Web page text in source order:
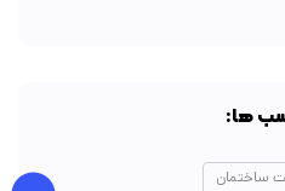
ها:
ساختمان